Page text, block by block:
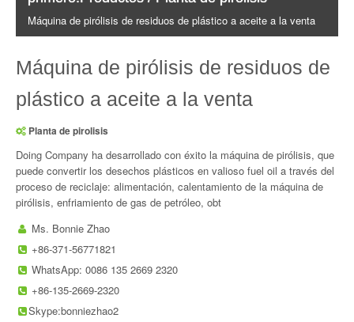
Máquina de pirólisis de residuos de plástico a aceite a la venta
Máquina de pirólisis de residuos de
plástico a aceite a la venta
Planta de pirolisis
Doing Company ha desarrollado con éxito la máquina de pirólisis, que
puede convertir los desechos plásticos en valioso fuel oil a través del
proceso de reciclaje: alimentación, calentamiento de la máquina de
pirólisis, enfriamiento de gas de petróleo, obt
Ms. Bonnie Zhao
+86-371-56771821
WhatsApp: 0086 135 2669 2320
+86-135-2669-2320
Skype:bonniezhao2